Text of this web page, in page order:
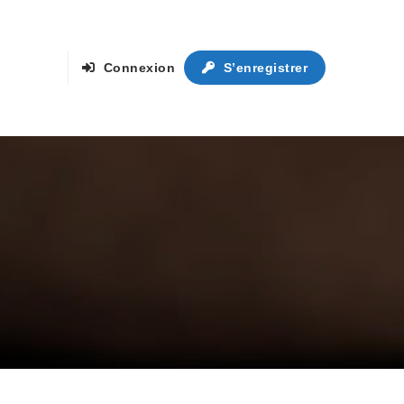
Connexion S’enregistrer